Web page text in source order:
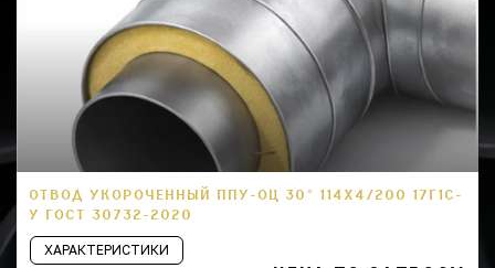
ОТВОД УКОРОЧЕННЫЙ ППУ-ОЦ 30° 114Х4/200 17Г1С-
У ГОСТ 30732-2020
ХАРАКТЕРИСТИКИ